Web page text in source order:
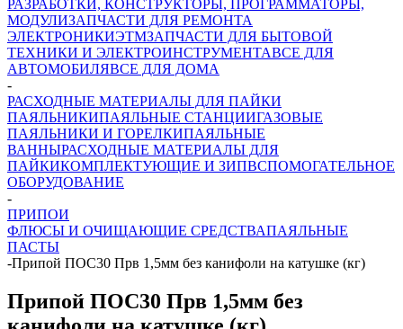
РАЗРАБОТКИ, КОНСТРУКТОРЫ, ПРОГРАММАТОРЫ,
МОДУЛИЗАПЧАСТИ ДЛЯ РЕМОНТА
ЭЛЕКТРОНИКИЭТМЗАПЧАСТИ ДЛЯ БЫТОВОЙ
ТЕХНИКИ И ЭЛЕКТРОИНСТРУМЕНТАВСЕ ДЛЯ
АВТОМОБИЛЯВСЕ ДЛЯ ДОМА
-
РАСХОДНЫЕ МАТЕРИАЛЫ ДЛЯ ПАЙКИ
ПАЯЛЬНИКИПАЯЛЬНЫЕ СТАНЦИИГАЗОВЫЕ
ПАЯЛЬНИКИ И ГОРЕЛКИПАЯЛЬНЫЕ
ВАННЫРАСХОДНЫЕ МАТЕРИАЛЫ ДЛЯ
ПАЙКИКОМПЛЕКТУЮЩИЕ И ЗИПВСПОМОГАТЕЛЬНОЕ
ОБОРУДОВАНИЕ
-
ПРИПОИ
ФЛЮСЫ И ОЧИЩАЮЩИЕ СРЕДСТВАПАЯЛЬНЫЕ
ПАСТЫ
-Припой ПОС30 Прв 1,5мм без канифоли на катушке (кг)
Припой ПОС30 Прв 1,5мм без